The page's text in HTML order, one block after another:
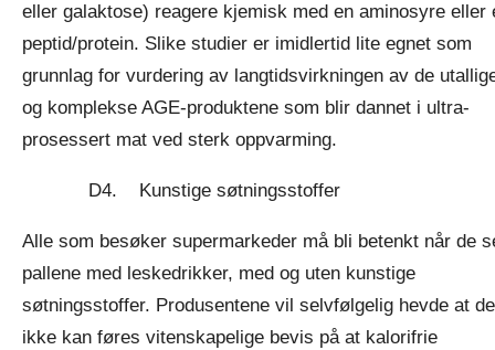
eller galaktose) reagere kjemisk med en aminosyre eller
peptid/protein. Slike studier er imidlertid lite egnet som
grunnlag for vurdering av langtidsvirkningen av de
og komplekse AGE-produktene som blir dannet i ultra-
prosessert mat ved sterk oppvarming.
D4. Kunstige søtningsstoffer
Alle som besøker supermarkeder må bli betenkt når de
pallene med leskedrikker, med og uten kunstige
søtningsstoffer. Produsentene vil selvfølgelig hevde at
ikke kan føres vitenskapelige bevis på at kalorifrie